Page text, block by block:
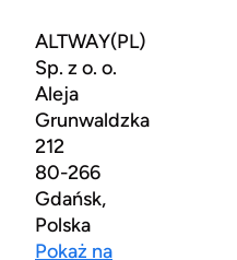
ALTWAY(PL)
Sp. z o. o.
Aleja
Grunwaldzka
212
80-266
Gdańsk,
Polska
Pokaż na